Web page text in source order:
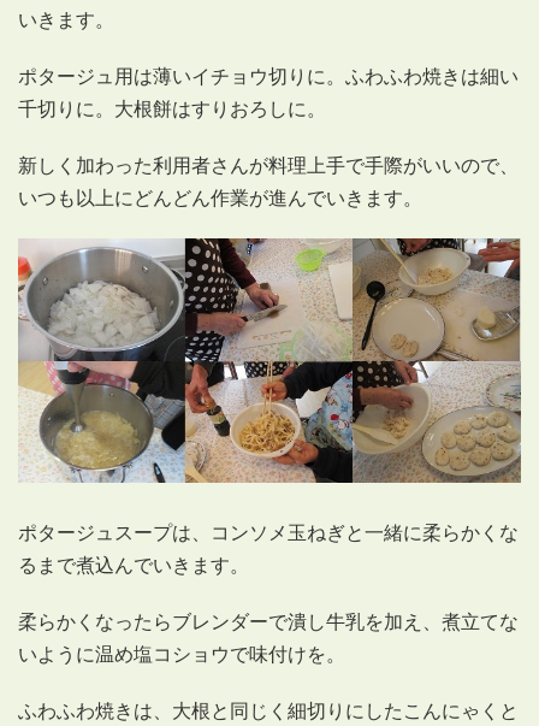
いきます。
ポタージュ用は薄いイチョウ切りに。ふわふわ焼きは細い
千切りに。大根餅はすりおろしに。
新しく加わった利用者さんが料理上手で手際がいいので、
いつも以上にどんどん作業が進んでいきます。
ポタージュスープは、コンソメ玉ねぎと一緒に柔らかくな
るまで煮込んでいきます。
柔らかくなったらブレンダーで潰し牛乳を加え、煮立てな
いように温め塩コショウで味付けを。
ふわふわ焼きは、大根と同じく細切りにしたこんにゃくと